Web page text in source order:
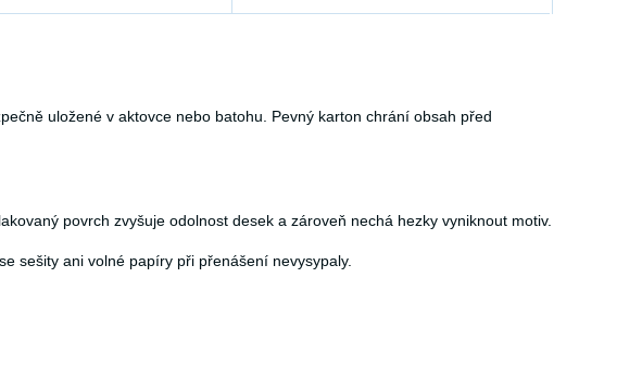
uložené v aktovce nebo batohu. Pevný karton chrání obsah před
povrch zvyšuje odolnost desek a zároveň nechá hezky vyniknout motiv.
sešity ani volné papíry při přenášení nevysypaly.